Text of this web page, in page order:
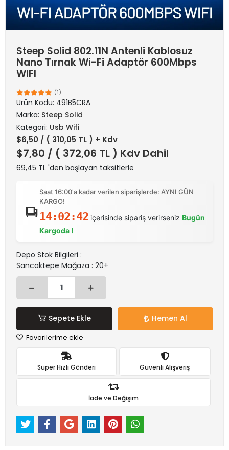
Steep Solid 802.11N Antenli Kablosuz
Nano Tırnak Wi-Fi Adaptör 600Mbps
WIFI
(1)
Ürün Kodu: 491B5CRA
Marka: Steep Solid
Kategori: Usb Wifi
$6,50 / ( 310,05 TL ) + Kdv
$7,80 / ( 372,06 TL ) Kdv Dahil
69,45 TL 'den başlayan taksitlerle
Saat 16:00'a kadar verilen siparişlerde: AYNI GÜN
KARGO!
14:02:42içerisinde sipariş verirseniz Bugün
Kargoda !
Depo Stok Bilgileri :
Sancaktepe Mağaza : 20+
Sepete Ekle Hemen Al
Favorilerime ekle
Süper Hızlı Gönderi Güvenli Alışveriş
İade ve Değişim